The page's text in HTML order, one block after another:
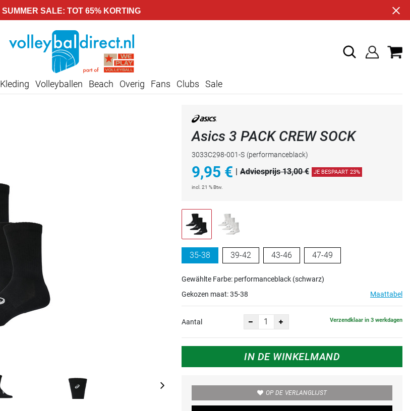
SUMMER SALE: TOT 65% KORTING
Kleding Volleyballen Beach Overig Fans Clubs Sale
Asics 3 PACK CREW SOCK
3033C298-001-S (performanceblack)
9,95 € Adviesprijs 13,00 € JE BESPAART 23%
incl. 21 % Btw.
35-38 39-42 43-46 47-49
Gewählte Farbe: performanceblack (schwarz)
Gekozen maat:35-38 Maattabel
Aantal Verzendklaar in 3 werkdagen
IN DE WINKELMAND
OP DE VERLANGLIJST